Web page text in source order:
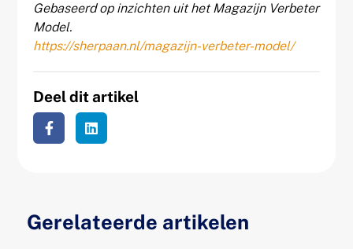
Gebaseerd op inzichten uit het Magazijn Verbeter
Model.
https://sherpaan.nl/magazijn-verbeter-model/
Deel dit artikel
Gerelateerde artikelen